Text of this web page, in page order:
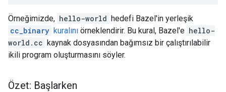
Örneğimizde, hello-world hedefi Bazel'in yerleşik
cc_binary kuralını örneklendirir. Bu kural, Bazel'e hello-
world.cc kaynak dosyasından bağımsız bir çalıştırılabilir
ikili program oluşturmasını söyler.
Özet: Başlarken